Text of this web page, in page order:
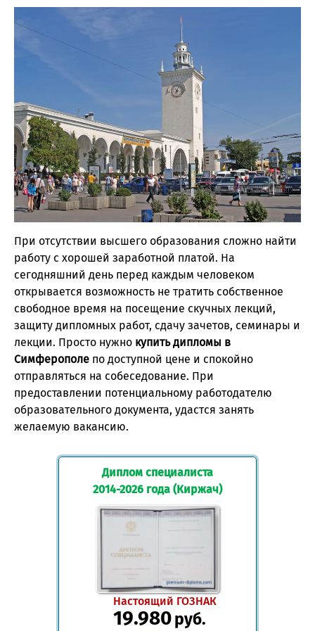
При отсутствии высшего образования сложно найти
работу с хорошей заработной платой. На
сегодняшний день перед каждым человеком
открывается возможность не тратить собственное
свободное время на посещение скучных лекций,
защиту дипломных работ, сдачу зачетов, семинары и
лекции. Просто нужно купить дипломы в
Симферополе по доступной цене и спокойно
отправляться на собеседование. При
предоставлении потенциальному работодателю
образовательного документа, удастся занять
желаемую вакансию.
Диплом специалиста
2014-2026 года (Киржач)
Настоящий ГОЗНАК
19.980руб.